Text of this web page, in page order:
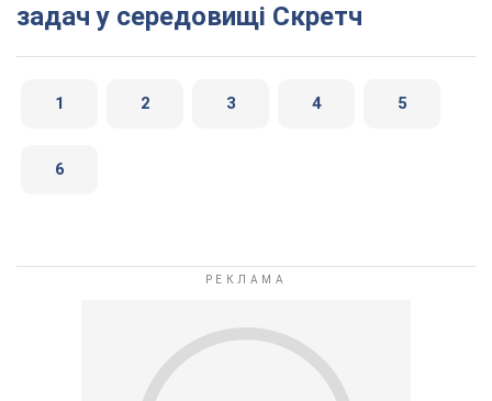
задач у середовищі Скретч
1 2 3 4 5
6